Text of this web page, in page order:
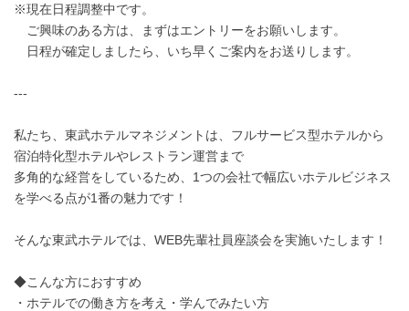
※現在日程調整中です。
ご興味のある方は、まずはエントリーをお願いします。
日程が確定しましたら、いち早くご案内をお送りします。
---
私たち、東武ホテルマネジメントは、フルサービス型ホテルから
宿泊特化型ホテルやレストラン運営まで
多角的な経営をしているため、1つの会社で幅広いホテルビジネス
を学べる点が1番の魅力です！
そんな東武ホテルでは、WEB先輩社員座談会を実施いたします！
◆こんな方におすすめ
・ホテルでの働き方を考え・学んでみたい方